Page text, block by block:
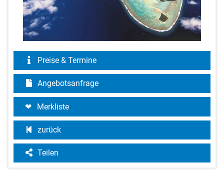
Preise & Termine
Angebotsanfrage
Merkliste
zurück
Teilen